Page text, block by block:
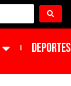
DEPORTES